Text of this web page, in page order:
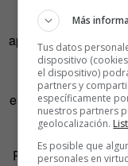
absurdamente
aplastados por el
les traerá un
interminables.
estibadores del
Aquellos
Por supuesto, la
Más
Tus datos
dispositivo
el dispositivo)
partners y
específicamente
nuestros partners
geolocalización.
Es posible que
personales en